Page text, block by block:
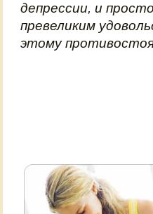
депрессии, и
превеликим
этому